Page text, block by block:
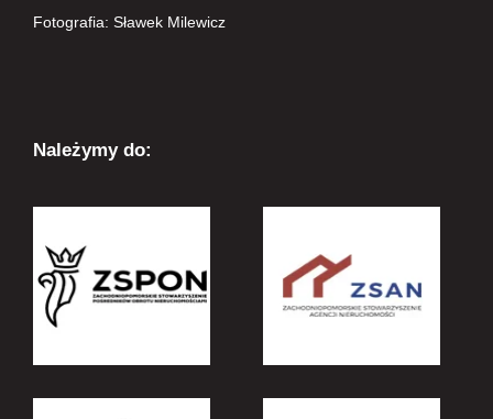
Fotografia: Sławek Milewicz
Należymy do: